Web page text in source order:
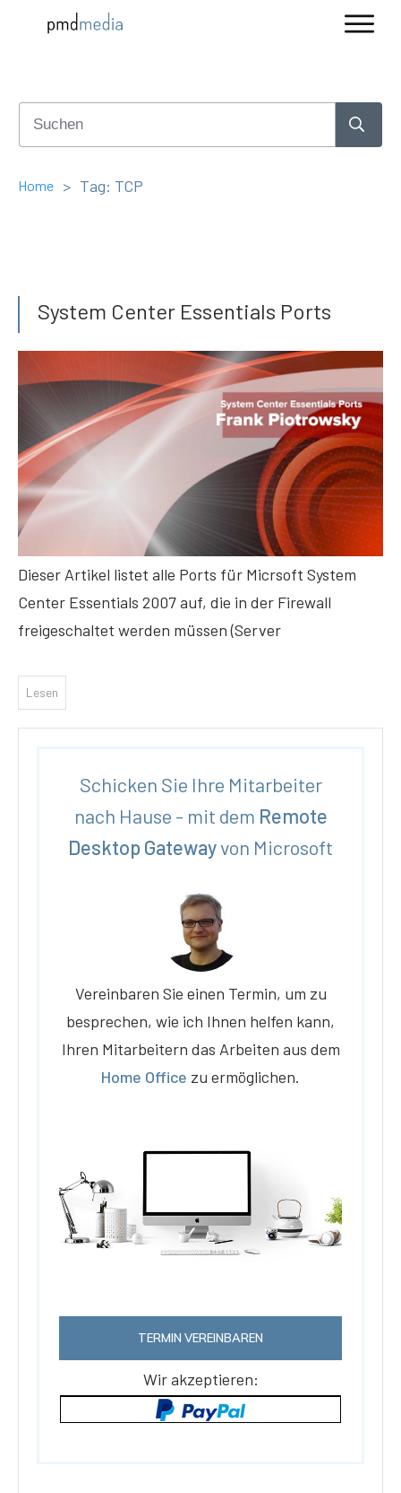
Home > Tag: TCP
System Center Essentials Ports
Dieser Artikel listet alle Ports für Micrsoft System
Center Essentials 2007 auf, die in der Firewall
freigeschaltet werden müssen (Server
Lesen
Schicken Sie Ihre Mitarbeiter
nach Hause - mit dem Remote
Desktop Gatewayvon Microsoft
Vereinbaren Sie einen Termin, um zu
besprechen, wie ich Ihnen helfen kann,
Ihren Mitarbeitern das Arbeiten aus dem
Home Office zu ermöglichen.
TERMIN VEREINBAREN
Wir akzeptieren: